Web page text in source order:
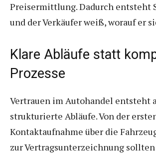
Preisermittlung. Dadurch entsteht
und der Verkäufer weiß, worauf er
Klare Abläufe statt
Prozesse
Vertrauen im Autohandel entsteht
strukturierte Abläufe. Von der
Kontaktaufnahme über die
zur Vertragsunterzeichnung